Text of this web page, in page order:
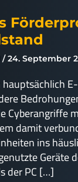
24. September
Cyberangriffe
damit
ins
Geräte
der PC […]